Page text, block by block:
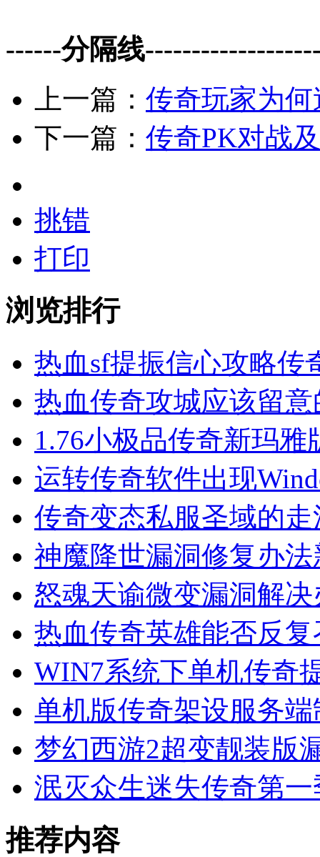
------分隔线
上一篇： 传奇玩家为
下一篇： 传奇PK对战
挑错
打印
浏览排行
热血sf提振信心攻略传
热血传奇攻城应该留
1.76小极品传奇新玛
运转传奇软件出现
传奇变态私服圣域的
神魔降世漏洞修复办
怒魂天谕微变漏洞解
热血传奇英雄能否反
WIN7系统下单机传奇
单机版传奇架设服务
梦幻西游2超变靓装版
泯灭众生迷失传奇第
推荐内容